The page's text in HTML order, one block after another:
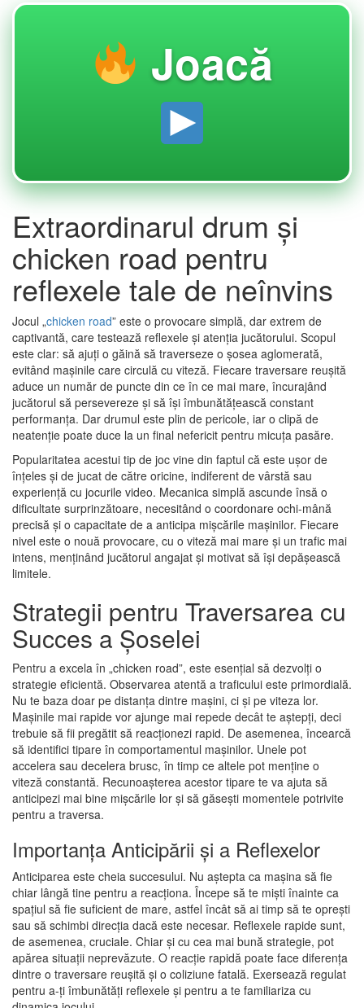
Joacă
Extraordinarul drum și
chicken road pentru
reflexele tale de neînvins
Jocul „chicken road” este o provocare simplă, dar extrem de
captivantă, care testează reflexele și atenția jucătorului. Scopul
este clar: să ajuți o găină să traverseze o șosea aglomerată,
evitând mașinile care circulă cu viteză. Fiecare traversare reușită
aduce un număr de puncte din ce în ce mai mare, încurajând
jucătorul să persevereze și să își îmbunătățească constant
performanța. Dar drumul este plin de pericole, iar o clipă de
neatenție poate duce la un final nefericit pentru micuța pasăre.
Popularitatea acestui tip de joc vine din faptul că este ușor de
înțeles și de jucat de către oricine, indiferent de vârstă sau
experiență cu jocurile video. Mecanica simplă ascunde însă o
dificultate surprinzătoare, necesitând o coordonare ochi-mână
precisă și o capacitate de a anticipa mișcările mașinilor. Fiecare
nivel este o nouă provocare, cu o viteză mai mare și un trafic mai
intens, menținând jucătorul angajat și motivat să își depășească
limitele.
Strategii pentru Traversarea cu
Succes a Șoselei
Pentru a excela în „chicken road”, este esențial să dezvolți o
strategie eficientă. Observarea atentă a traficului este primordială.
Nu te baza doar pe distanța dintre mașini, ci și pe viteza lor.
Mașinile mai rapide vor ajunge mai repede decât te aștepți, deci
trebuie să fii pregătit să reacționezi rapid. De asemenea, încearcă
să identifici tipare în comportamentul mașinilor. Unele pot
accelera sau decelera brusc, în timp ce altele pot menține o
viteză constantă. Recunoașterea acestor tipare te va ajuta să
anticipezi mai bine mișcările lor și să găsești momentele potrivite
pentru a traversa.
Importanța Anticipării și a Reflexelor
Anticiparea este cheia succesului. Nu aștepta ca mașina să fie
chiar lângă tine pentru a reacționa. Începe să te miști înainte ca
spațiul să fie suficient de mare, astfel încât să ai timp să te oprești
sau să schimbi direcția dacă este necesar. Reflexele rapide sunt,
de asemenea, cruciale. Chiar și cu cea mai bună strategie, pot
apărea situații neprevăzute. O reacție rapidă poate face diferența
dintre o traversare reușită și o coliziune fatală. Exersează regulat
pentru a-ți îmbunătăți reflexele și pentru a te familiariza cu